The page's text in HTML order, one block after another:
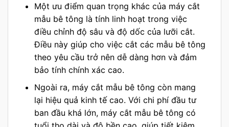
Một ưu điểm quan trọng khác của máy cắt
mẫu bê tông là tính linh hoạt trong việc
điều chỉnh độ sâu và độ dốc của lưỡi cắt.
Điều này giúp cho việc cắt các mẫu bê tông
theo yêu cầu trở nên dễ dàng hơn và đảm
bảo tính chính xác cao.
Ngoài ra, máy cắt mẫu bê tông còn mang
lại hiệu quả kinh tế cao. Với chi phí đầu tư
ban đầu khá lớn, máy cắt mẫu bê tông có